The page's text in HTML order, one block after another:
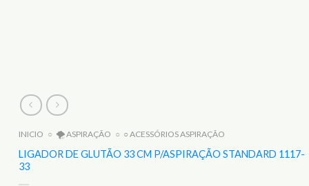
INICIO ○ 🌪️ ASPIRAÇÃO ○ ○ ACESSÓRIOS ASPIRAÇÃO
LIGADOR DE GLUTÃO 33 CM P/ASPIRAÇÃO STANDARD 1117-
33